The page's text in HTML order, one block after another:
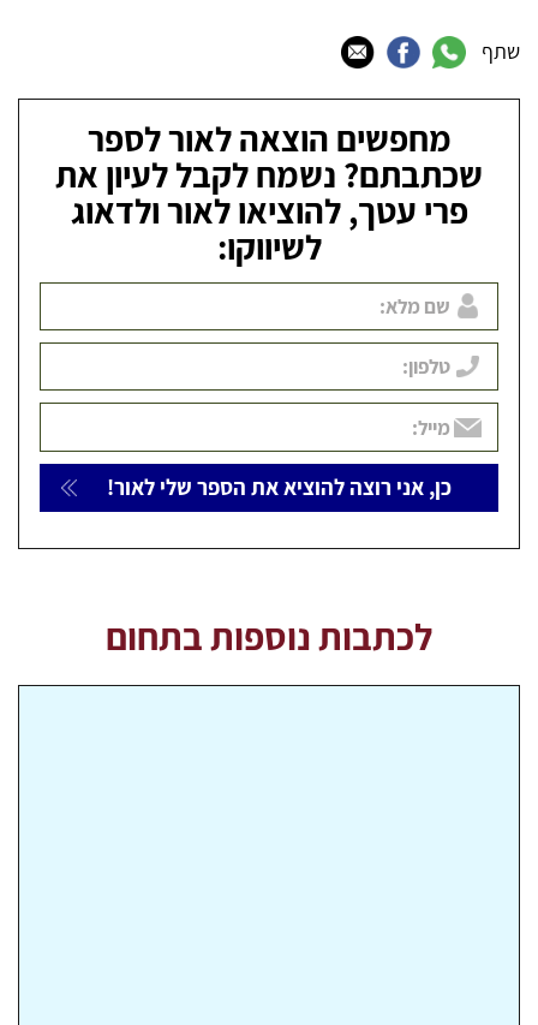
שתף
מחפשים הוצאה לאור לספר
שכתבתם? נשמח לקבל לעיון את
פרי עטך, להוציאו לאור ולדאוג
לשיווקו:
לכתבות נוספות בתחום